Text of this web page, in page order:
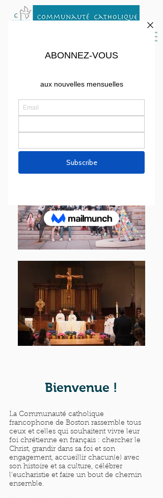
Bienvenue !
La Communauté catholique
francophone de Boston rassemble tous
ceux et celles qui souhaitent vivre leur
foi chrétienne en français : chercher le
Christ, grandir dans sa foi et son
engagement, accueillir chacun(e) avec
son histoire et sa culture, célébrer
l'eucharistie et faire un bout de chemin
ensemble.